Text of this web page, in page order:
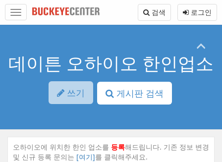
본
바
메
토
로그인
검색
데이튼 오하이오 한인업소
쓰기 게시판 검색
오하이오에 위치한 한인 업소를 등록해드립니다. 기존 정보 변경
및 신규 등록 문의는 [여기]를 클릭해주세요.